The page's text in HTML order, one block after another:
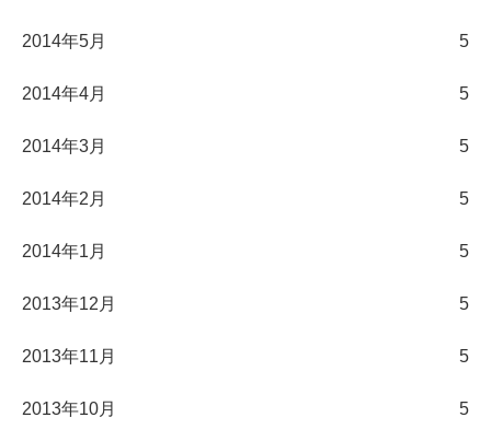
2014年5月 5
2014年4月 5
2014年3月 5
2014年2月 5
2014年1月 5
2013年12月 5
2013年11月 5
2013年10月 5